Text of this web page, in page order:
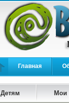
Главная
Детям Мои